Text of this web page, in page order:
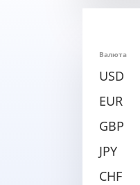
Валюта
USD
EUR
GBP
JPY
CHF